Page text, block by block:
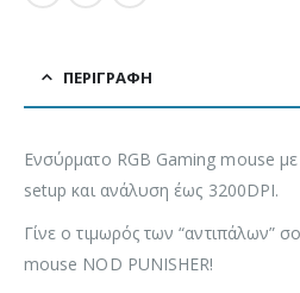
ΠΕΡΙΓΡΑΦΉ
Ενσύρματο RGB Gaming mouse
setup και ανάλυση έως 3200DPI.
Γίνε ο τιμωρός των “αντιπάλων”
mouse NOD PUNISHER!